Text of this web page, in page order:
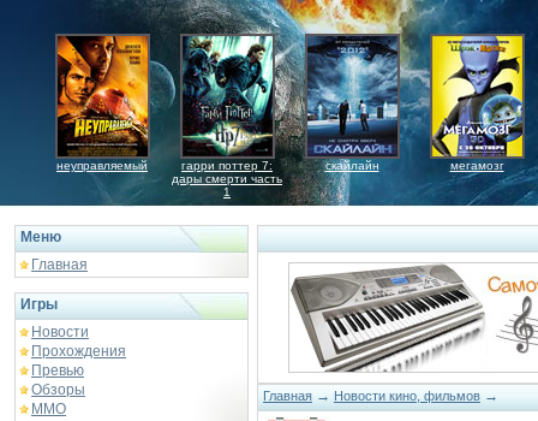
неуправляемый
гарри поттер 7:
дары смерти часть
1
скайлайн мегамозг
Меню
Главная
Игры
Новости
Прохождения
Превью
Обзоры
ММО
Главная → Новости кино, фильмов →